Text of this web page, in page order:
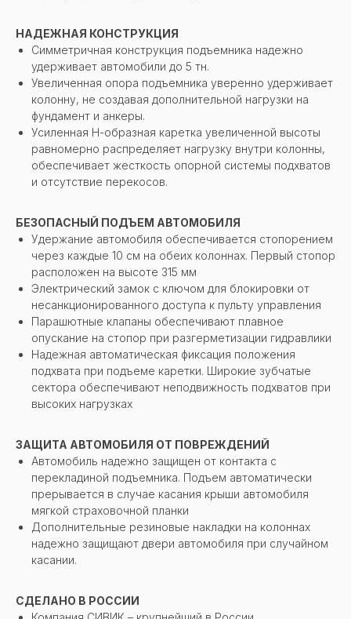
НАДЕЖНАЯ КОНСТРУКЦИЯ
Симметричная конструкция подъемника надежно
удерживает автомобили до 5 тн.
Увеличенная опора подъемника уверенно удерживает
колонну, не создавая дополнительной нагрузки на
фундамент и анкеры.
Усиленная Н-образная каретка увеличенной высоты
равномерно распределяет нагрузку внутри колонны,
обеспечивает жесткость опорной системы подхватов
и отсутствие перекосов.
БЕЗОПАСНЫЙ ПОДЪЕМ АВТОМОБИЛЯ
Удержание автомобиля обеспечивается стопорением
через каждые 10 см на обеих колоннах. Первый стопор
расположен на высоте 315 мм
Электрический замок с ключом для блокировки от
несанкционированного доступа к пульту управления
Парашютные клапаны обеспечивают плавное
опускание на стопор при разгерметизации гидравлики
Надежная автоматическая фиксация положения
подхвата при подъеме каретки. Широкие зубчатые
сектора обеспечивают неподвижность подхватов при
высоких нагрузках
ЗАЩИТА АВТОМОБИЛЯ ОТ ПОВРЕЖДЕНИЙ
Автомобиль надежно защищен от контакта с
перекладиной подъемника. Подъем автоматически
прерывается в случае касания крыши автомобиля
мягкой страховочной планки
Дополнительные резиновые накладки на колоннах
надежно защищают двери автомобиля при случайном
касании.
СДЕЛАНО В РОССИИ